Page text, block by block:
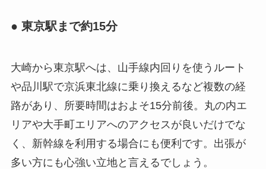
● 東京駅まで約15分
大崎から東京駅へは、山手線内回りを使うルート
や品川駅で京浜東北線に乗り換えるなど複数の経
路があり、所要時間はおよそ15分前後。丸の内エ
リアや大手町エリアへのアクセスが良いだけでな
く、新幹線を利用する場合にも便利です。出張が
多い方にも心強い立地と言えるでしょう。